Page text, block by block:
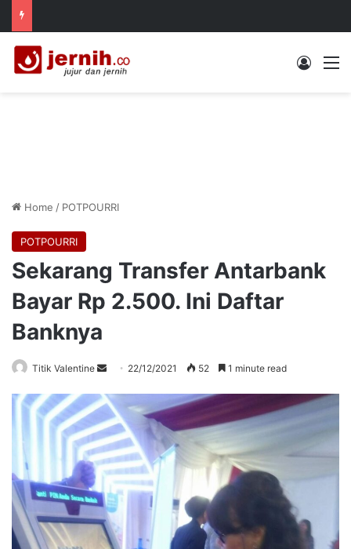
Log In
Home / POTPOURRI
POTPOURRI
Sekarang Transfer Antarbank
Bayar Rp 2.500. Ini Daftar
Banknya
Titik Valentine
Send
email
22/12/2021 52 1 minute read